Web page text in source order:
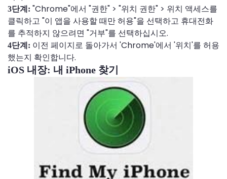
3단계: "Chrome"에서 "권한" > "위치 권한" > 위치 액세스를
클릭하고 "이 앱을 사용할 때만 허용"을 선택하고 휴대전화
를 추적하지 않으려면 "거부"를 선택하십시오.
4단계: 이전 페이지로 돌아가서 'Chrome'에서 '위치'를 허용
했는지 확인합니다.
iOS 내장: 내 iPhone 찾기